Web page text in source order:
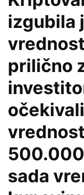
izgubila
prilično
sada